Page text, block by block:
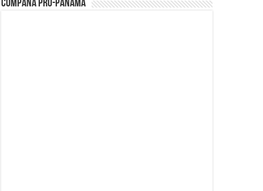
Compaña PRO-Panamá